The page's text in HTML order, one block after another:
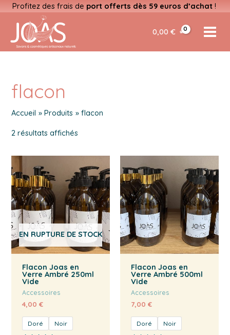
Profitez des frais de port offerts dès 59 euros d’achat!
contenu
0,00 €
MAIN
flacon
Accueil Produits flacon
2 résultats affichés
EN RUPTURE DE STOCK
Flacon Joas en
Verre Ambré 250ml
Vide
Accessoires
4,00€
Doré Noir
Flacon Joas en
Verre Ambré 500ml
Vide
Accessoires
7,00 €
Doré Noir